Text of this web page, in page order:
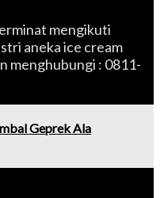
mengikuti
aneka ice cream
menghubungi : 0811-
Geprek Ala